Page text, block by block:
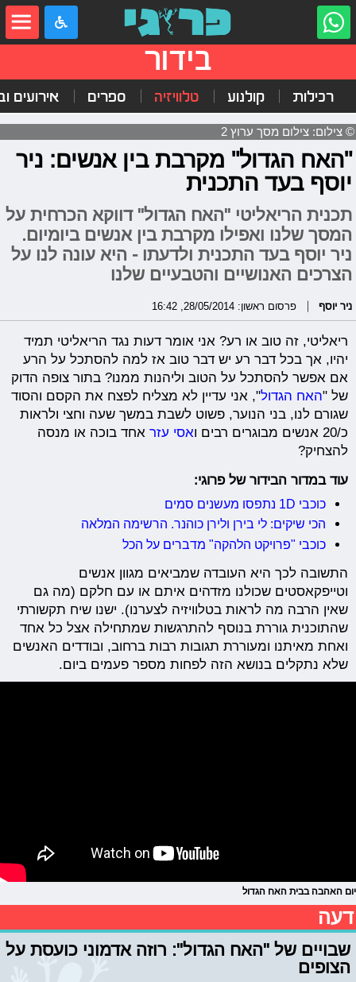
בידור
רכילות קולנוע טלוויזיה ספרים אירועים
© צילום: צילום מסך ערוץ 2
"האח הגדול" מקרבת בין אנשים: ניר
יוסף בעד התכנית
תכנית הריאליטי "האח הגדול" דווקא הכרחית על
המסך שלנו ואפילו מקרבת בין אנשים ביומיום.
ניר יוסף בעד התכנית ולדעתו - היא עונה לנו על
הצרכים האנושיים והטבעיים שלנו
ניר יוסף פרסום ראשון: 28/05/2014, 16:42
ריאליטי, זה טוב או רע? אני אומר דעות נגד הריאליטי תמיד
יהיו, אך בכל דבר רע יש דבר טוב אז למה להסתכל על הרע
אם אפשר להסתכל על הטוב וליהנות ממנו? בתור צופה הדוק
של "האח הגדול", אני עדיין לא מצליח לפצח את הקסם והסוד
שגורם לנו, בני הנוער, פשוט לשבת במשך שעה וחצי ולראות
כ/20 אנשים מבוגרים רבים ו
אסי עזר אחד בוכה או מנסה
להצחיק?
עוד במדור הבידור של פרוגי:
כוכבי 1D נתפסו מעשנים סמים
הכי שיקים: לי בירן ולירן כוהנר. הרשימה המלאה
כוכבי "פרויקט הלהקה" מדברים על הכל
התשובה לכך היא העובדה שמביאים מגוון אנשים
וטייפקאסטים שכולנו מזדהים איתם או עם חלקם (מה גם
שאין הרבה מה לראות בטלוויזיה לצערנו). ישנו שיח תקשורתי
שהתוכנית גוררת בנוסף להתרגשות שמתחילה אצל כל אחד
ואחת מאיתנו ומעוררת תגובות רבות ברחוב, ובודדים האנשים
שלא נתקלים בנושא הזה לפחות מספר פעמים ביום.
יום האהבה בבית האח הגדול
דעה
שבויים של "האח הגדול": רוזה אדמוני כועסת על
הצופים